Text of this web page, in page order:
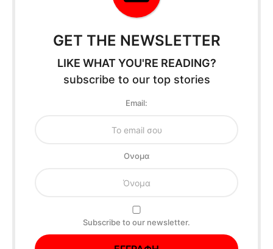
GET THE NEWSLETTER
LIKE WHAT YOU'RE READING?
subscribe to our top stories
Email:
Oνομα
Subscribe to our newsletter.